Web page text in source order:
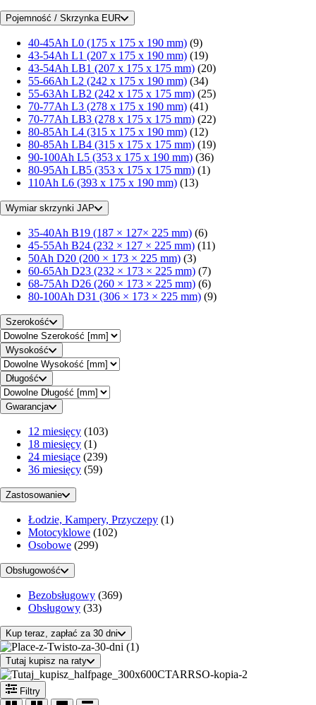
Pojemność / Skrzynka EUR
40-45Ah L0 (175 x 175 x 190 mm) (9)
43-54Ah L1 (207 x 175 x 190 mm) (19)
43-54Ah LB1 (207 x 175 x 175 mm) (20)
55-66Ah L2 (242 x 175 x 190 mm) (34)
55-63Ah LB2 (242 x 175 x 175 mm) (25)
70-77Ah L3 (278 x 175 x 190 mm) (41)
70-77Ah LB3 (278 x 175 x 175 mm) (22)
80-85Ah L4 (315 x 175 x 190 mm) (12)
80-85Ah LB4 (315 x 175 x 175 mm) (19)
90-100Ah L5 (353 x 175 x 190 mm) (36)
80-95Ah LB5 (353 x 175 x 175 mm) (1)
110Ah L6 (393 x 175 x 190 mm) (13)
Wymiar skrzynki JAP
35-40Ah B19 (187 × 127× 225 mm) (6)
45-55Ah B24 (232 × 127 × 225 mm) (11)
50Ah D20 (200 × 173 × 225 mm) (3)
60-65Ah D23 (232 × 173 × 225 mm) (7)
68-75Ah D26 (260 × 173 × 225 mm) (6)
80-100Ah D31 (306 × 173 × 225 mm) (9)
Szerokość
Wysokość
Długość
Gwarancja
12 miesięcy (103)
18 miesięcy (1)
24 miesiące (239)
36 miesięcy (59)
Zastosowanie
Łodzie, Kampery, Przyczepy (1)
Motocyklowe (102)
Osobowe (299)
Obsługowość
Bezobsługowy (369)
Obsługowy (33)
Kup teraz, zapłać za 30 dni
Tutaj kupisz na raty
Filtry